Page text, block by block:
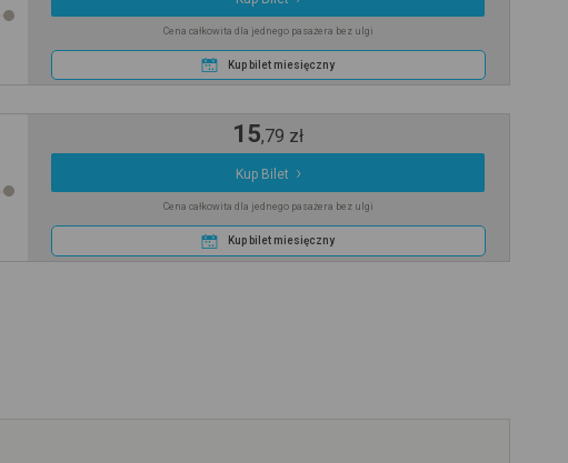
Cena całkowita dla jednego pasażera bez ulgi
Kup bilet miesięczny
15,79 zł
Kup Bilet
Cena całkowita dla jednego pasażera bez ulgi
Kup bilet miesięczny